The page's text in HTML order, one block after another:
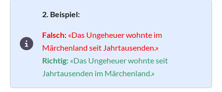
2. Beispiel:
Falsch: «Das Ungeheuer wohnte im
Märchenland seit Jahrtausenden.»
Richtig: «Das Ungeheuer wohnte seit
Jahrtausenden im Märchenland.»